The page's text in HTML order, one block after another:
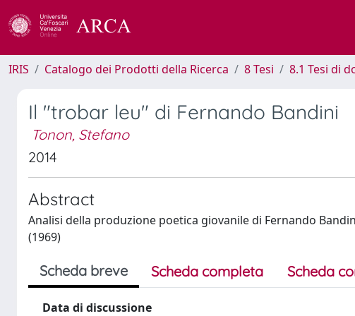
IRIS Catalogo dei Prodotti della Ricerca 8 Tesi 8.1 Tesi di
Il "trobar leu" di Fernando Bandini
Tonon, Stefano
2014
Abstract
Analisi della produzione poetica giovanile di Fernando
(1969)
Scheda breve Scheda completa Scheda
Data di discussione